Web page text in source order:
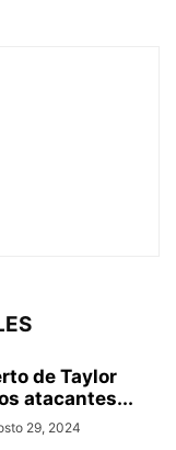
de Taylor
atacantes...
29, 2024